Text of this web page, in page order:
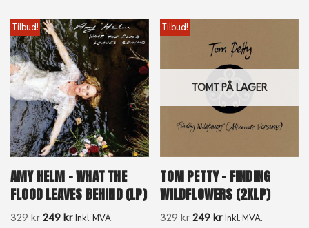
Tilbud!
AMY HELM – WHAT THE
FLOOD LEAVES BEHIND (LP)
329kr 249 kr Inkl. MVA.
TOMT PÅ LAGER
Tilbud!
TOM PETTY – FINDING
WILDFLOWERS (2XLP)
329kr 249kr Inkl. MVA.